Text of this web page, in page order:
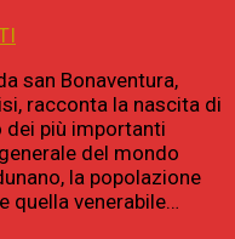
san Bonaventura,
racconta la nascita di
dei più importanti
del mondo
la popolazione
quella venerabile…